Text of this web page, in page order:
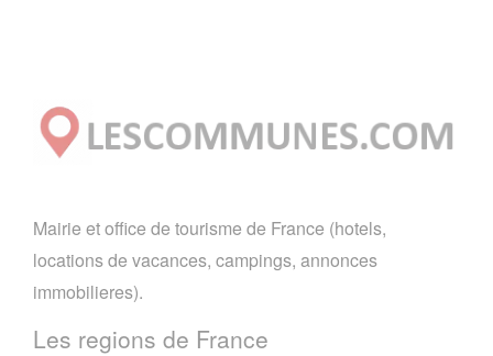
Mairie et office de tourisme de France (hotels,
locations de vacances, campings, annonces
immobilieres).
Les regions de France